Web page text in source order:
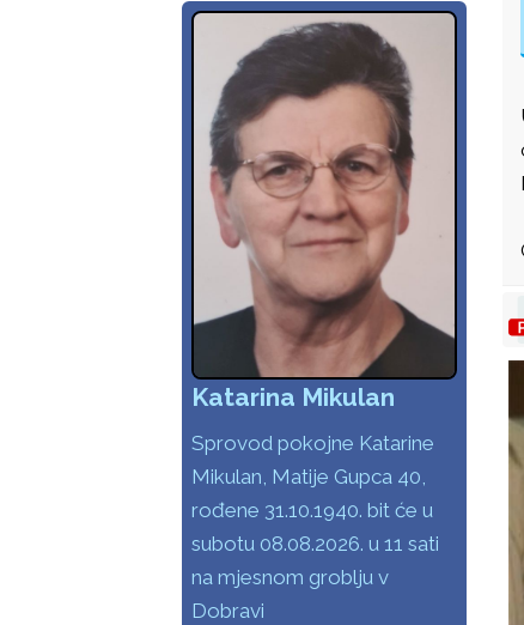
Katarina Mikulan
Sprovod pokojne Katarine
Mikulan, Matije Gupca 40,
rođene 31.10.1940. bit će u
subotu 08.08.2026. u 11 sati
na mjesnom groblju v
Dobravi